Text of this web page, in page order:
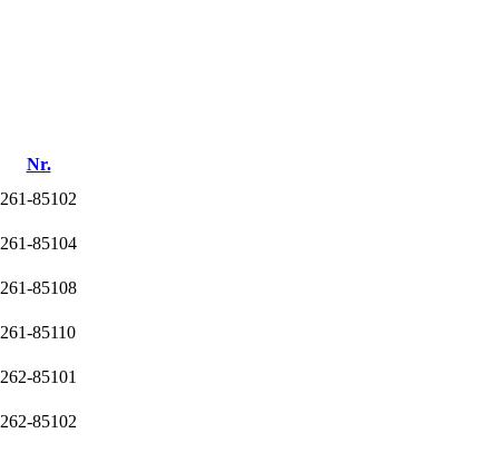
Nr.
261-85102
261-85104
261-85108
261-85110
262-85101
262-85102